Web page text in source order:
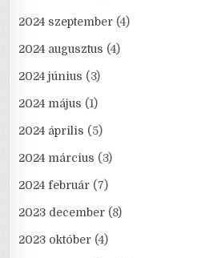
2024 szeptember (4)
2024 augusztus (4)
2024 június (3)
2024 május (1)
2024 április (5)
2024 március (3)
2024 február (7)
2023 december (8)
2023 október (4)